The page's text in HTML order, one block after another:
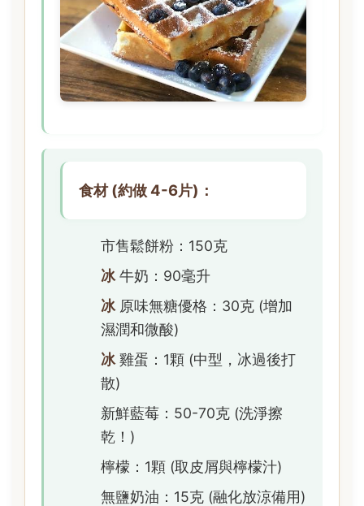
食材 (約做 4-6片)：
市售鬆餅粉：150克
冰牛奶：90毫升
冰原味無糖優格：30克 (增加
濕潤和微酸)
冰雞蛋：1顆 (中型，冰過後打
散)
新鮮藍莓：50-70克 (洗淨擦
乾！)
檸檬：1顆 (取皮屑與檸檬汁)
無鹽奶油：15克 (融化放涼備用)